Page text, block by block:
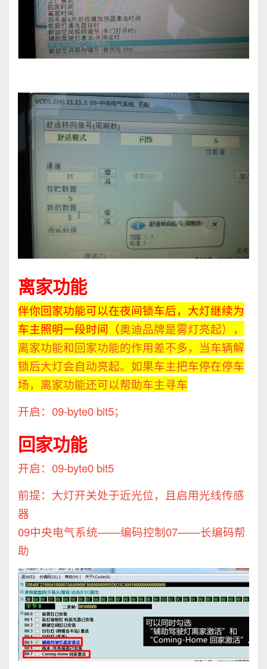
离家功能
伴你回家功能可以在夜间锁车后，大灯继续为
车主照明一段时间（奥迪品牌是雾灯亮起），
离家功能和回家功能的作用差不多，当车辆解
锁后大灯会自动亮起。如果车主把车停在停车
场，离家功能还可以帮助车主寻车
开启：09-byte0 bit5；
回家功能
开启：09-byte0 bit5
前提：大灯开关处于近光位，且启用光线传感
器
09中央电气系统——编码控制07——长编码帮
助